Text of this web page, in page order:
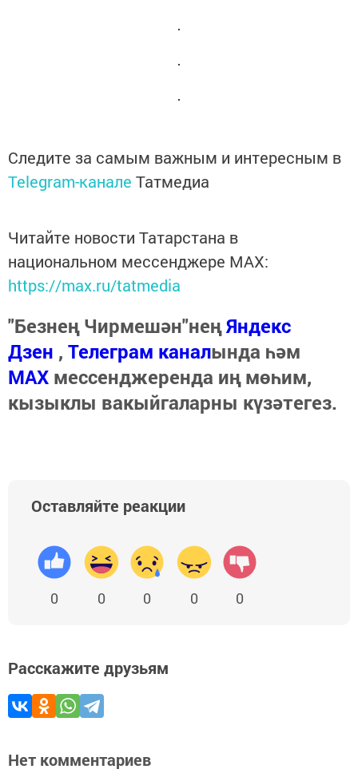
Следите за самым важным и интересным в
Telegram-канале Татмедиа
Читайте новости Татарстана в
национальном мессенджере MАХ:
https://max.ru/tatmedia
"Безнең Чирмешән"неңЯндекс
Дзен , Телеграм каналында һәм
МАХ мессенджеренда иң мөһим,
кызыклы вакыйгаларны күзәтегез.
Оставляйте реакции
0 0 0 0 0
Расскажите друзьям
Нет комментариев